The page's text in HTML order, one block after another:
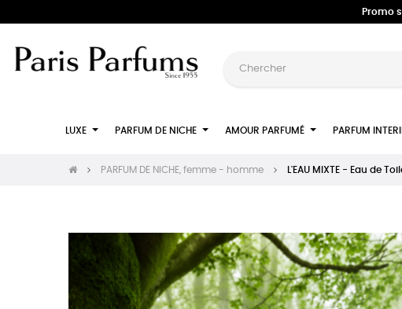
Promo
LUXE PARFUM DE NICHE AMOUR PARFUMÉ PARFUM
PARFUM DE NICHE, femme - homme L'EAU MIXTE - Eau de